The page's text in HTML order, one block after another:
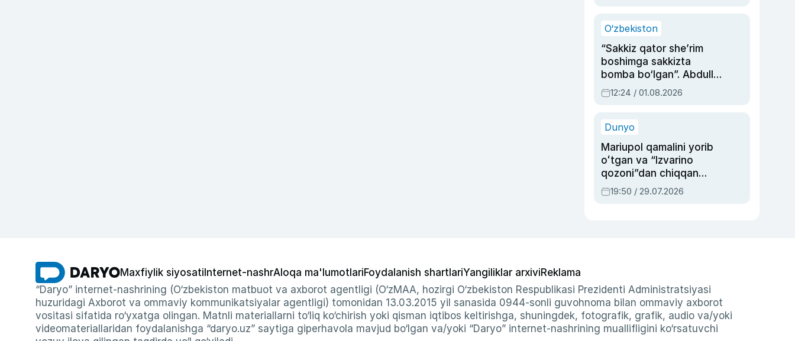
O‘zbekiston
“Sakkiz qator she’rim
boshimga sakkizta
bomba bo‘lgan”. Abdulla
Oripovni siyosiy
ayblovlardan asrab
12:24 / 01.08.2026
Dunyo
Mariupol qamalini yorib
oʻtgan va “Izvarino
qozoni”dan chiqqan
qahramon — Ukraina
armiyasi bosh
19:50 / 29.07.2026
Maxfiylik siyosati Internet-nashrAloqa ma'lumotlariFoydalanish shartlariYangiliklar arxiviReklama
“Daryo” internet-nashrining (O‘zbekiston matbuot va axborot agentligi (O‘zMAA, hozirgi O‘zbekiston Respublikasi Prezidenti Administratsiyasi
huzuridagi Axborot va ommaviy kommunikatsiyalar agentligi) tomonidan 13.03.2015 yil sanasida 0944-sonli guvohnoma bilan ommaviy axborot
vositasi sifatida ro‘yxatga olingan. Matnli materiallarni to‘liq ko‘chirish yoki qisman iqtibos keltirishga, shuningdek, fotografik, grafik, audio va/yoki
videomateriallaridan foydalanishga “daryo.uz” saytiga giperhavola mavjud bo‘lgan va/yoki “Daryo” internet-nashrining muallifligini ko‘rsatuvchi